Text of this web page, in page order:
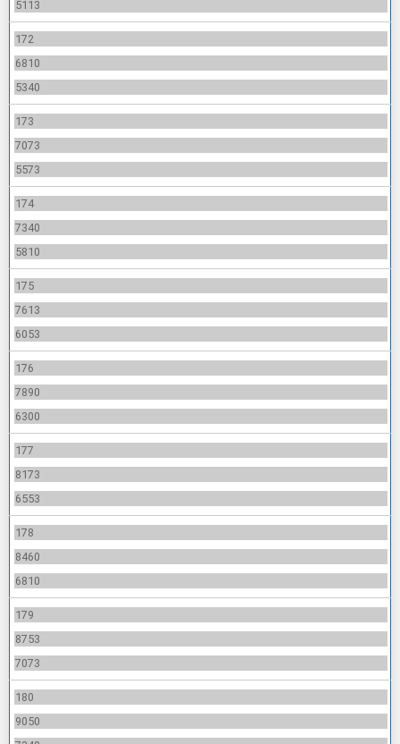
5113
172
6810
5340
173
7073
5573
174
7340
5810
175
7613
6053
176
7890
6300
177
8173
6553
178
8460
6810
179
8753
7073
180
9050